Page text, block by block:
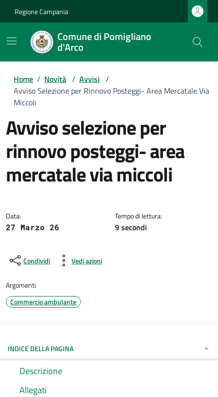
Regione Campania
Comune di Pomigliano
d'Arco
Home / Novità / Avvisi /
Avviso Selezione per Rinnovo Posteggi- Area Mercatale Via
Miccoli
avviso selezione per
rinnovo posteggi- area
mercatale via miccoli
Data:
27 Marzo 26
Tempo di lettura:
9 secondi
Condividi Vedi azioni
Argomenti
Commercio ambulante
INDICE DELLA PAGINA
Descrizione
Allegati